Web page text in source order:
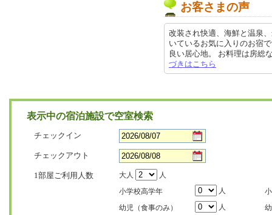
お客さまの声
改装され快適、海鮮と温泉
いているお気に入りのお宿
良い居心地。 お料理は房
づきはこちら
表示中の宿泊施設で空室検索
チェックイン
チェックアウト
1部屋ご利用人数 大人
人
小学校高学年
人
幼児（食事のみ）
人